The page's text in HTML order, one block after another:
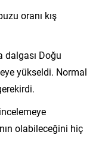
oranı kış
dalgası Doğu
yükseldi. Normal
olabileceğini hiç